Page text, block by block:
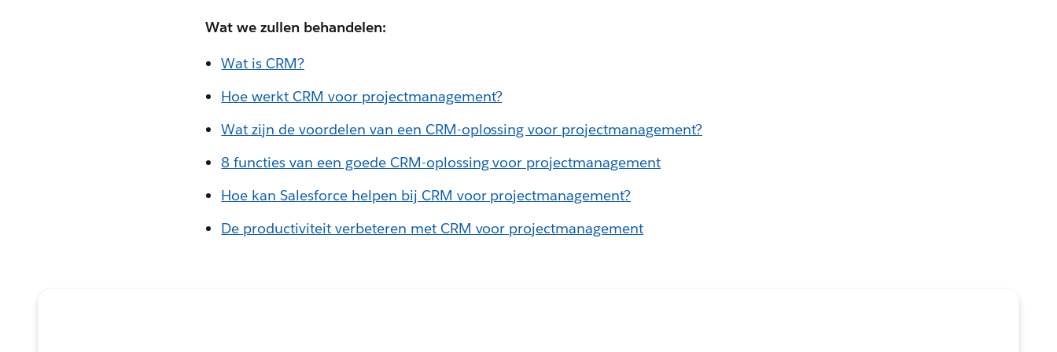
Wat we zullen behandelen:
Wat is CRM?
Hoe werkt CRM voor projectmanagement?
Wat zijn de voordelen van een CRM-oplossing voor projectmanagement?
8 functies van een goede CRM-oplossing voor projectmanagement
Hoe kan Salesforce helpen bij CRM voor projectmanagement?
De productiviteit verbeteren met CRM voor projectmanagement